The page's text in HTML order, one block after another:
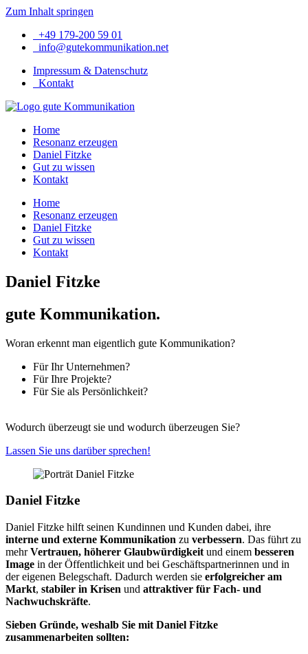
Zum Inhalt springen
+49 179-200 59 01
info@gutekommunikation.net
Impressum & Datenschutz
Kontakt
Home
Resonanz erzeugen
Daniel Fitzke
Gut zu wissen
Kontakt
Home
Resonanz erzeugen
Daniel Fitzke
Gut zu wissen
Kontakt
Daniel Fitzke
gute Kommunikation.
Woran erkennt man eigentlich gute Kommunikation?
Für Ihr Unternehmen?
Für Ihre Projekte?
Für Sie als Persönlichkeit?
Wodurch überzeugt sie und wodurch überzeugen Sie?
Lassen Sie uns darüber sprechen!
Daniel Fitzke
Daniel Fitzke hilft seinen Kundinnen und Kunden dabei, ihre
interne und externe Kommunikation zu verbessern. Das führt zu
mehrVertrauen, höherer Glaubwürdigkeit und einem besseren
Image in der Öffentlichkeit und bei Geschäftspartnerinnen und in
der eigenen Belegschaft. Dadurch werden sie erfolgreicher am
Markt, stabiler in Krisen und attraktiver für Fach- und
Nachwuchskräfte.
Sieben Gründe, weshalb Sie mit Daniel Fitzke
zusammenarbeiten sollten: